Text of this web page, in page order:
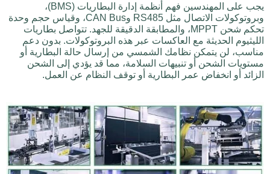
يجب على المهندسين فهم أنظمة إدارة البطاريات (BMS)،
وبروتوكولات الاتصال مثل RS485 وCAN Bus، وقياس حجم وحدة
تحكم شحن MPPT، والمطابقة الدقيقة للجهد. تتواصل بطاريات
الليثيوم الحديثة مع العاكسات عبر هذه البروتوكولات. بدون دعم
مناسب، لن يتمكن نظامك الشمسي من إرسال حالة البطارية أو
مستويات الشحن أو تنبيهات السلامة، مما قد يؤدي إلى الشحن
الزائد أو انخفاض عمر البطارية أو توقف النظام عن العمل.